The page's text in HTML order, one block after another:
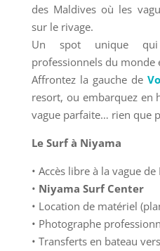
des Maldives où les
sur le rivage.
Un spot unique
professionnels du monde
Affrontez la gauche de
resort, ou embarquez en
vague parfaite… rien que
Le Surf à Niyama
• Accès libre à la vague
• Niyama Surf Center
• Location de matériel
• Photographe
• Transferts en bateau